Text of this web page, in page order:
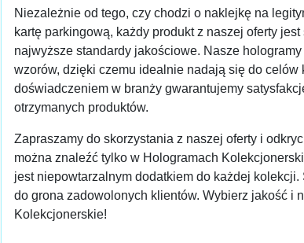
Niezależnie od tego, czy chodzi o naklejkę na
kartę parkingową, każdy produkt z naszej oferty
najwyższe standardy jakościowe. Nasze
wzorów, dzięki czemu idealnie nadają się do
doświadczeniem w branży gwarantujemy
otrzymanych produktów.
Zapraszamy do skorzystania z naszej oferty i
można znaleźć tylko w Hologramach
jest niepowtarzalnym dodatkiem do każdej kolekcji.
do grona zadowolonych klientów. Wybierz jakość i
Kolekcjonerskie!